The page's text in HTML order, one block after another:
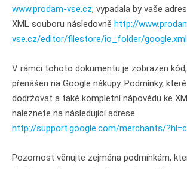
www.prodam-vse.cz, vypadala by vaše
XML souboru následovně http://
vse.cz/editor/filestore/io_folder/google.xml
V rámci tohoto dokumentu je zobrazen
přenášen na Google nákupy. Podmínky,
dodržovat a také kompletní nápovědu ke
naleznete na následující adrese
http://support.google.com/merchants/
Pozornost věnujte zejména podmínkám,